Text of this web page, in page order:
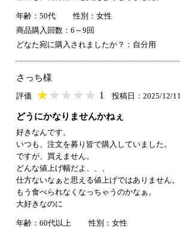
年齢：50代
性別：女性
商品購入回数：6～9回
どなた宛に購入されましたか？：自分用
さっち様
評価 ★★★★★
★★★★★ 1 投稿日：2025/12/11
どうにかなりませんかねぇ
好きなんです。
いつも、注文を募り皆で購入していました。
ですが、買えません。
どんな値上げ幅だよ、、、
仕方ないなぁと思える値上げではありません。
もう食べられなくなっちゃうのかなぁ。
大好きなのに
年齢：60代以上
性別：女性